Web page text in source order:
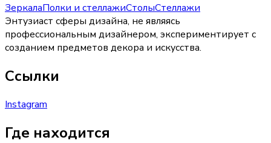
ЗеркалаПолки и стеллажиСтолыСтеллажи
Энтузиаст сферы дизайна, не являясь
профессиональным дизайнером, экспериментирует с
созданием предметов декора и искусства.
Ссылки
Instagram
Где находится